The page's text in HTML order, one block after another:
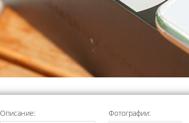
Описание: Фотографии: